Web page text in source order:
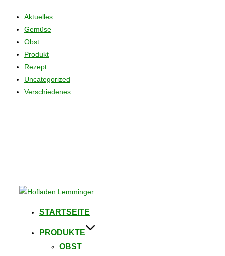
Aktuelles
Gemüse
Obst
Produkt
Rezept
Uncategorized
Verschiedenes
Zum
springen
STARTSEITE
PRODUKTE
OBST